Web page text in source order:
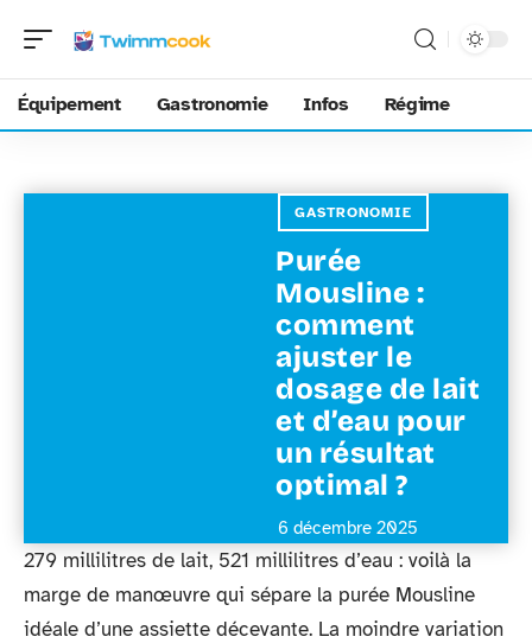
Équipement Gastronomie Infos Régime
GASTRONOMIE
Purée
Mousline :
comment
ajuster le
dosage de lait
et d’eau pour
un résultat
optimal ?
6 décembre 2025
279 millilitres de lait, 521 millilitres d’eau : voilà la
marge de manœuvre qui sépare la purée Mousline
idéale d’une assiette décevante. La moindre variation